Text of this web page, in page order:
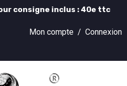
consigne inclus : 40e ttc
Mon compte / Connexion